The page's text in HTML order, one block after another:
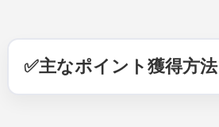
✅主なポイント獲得方法